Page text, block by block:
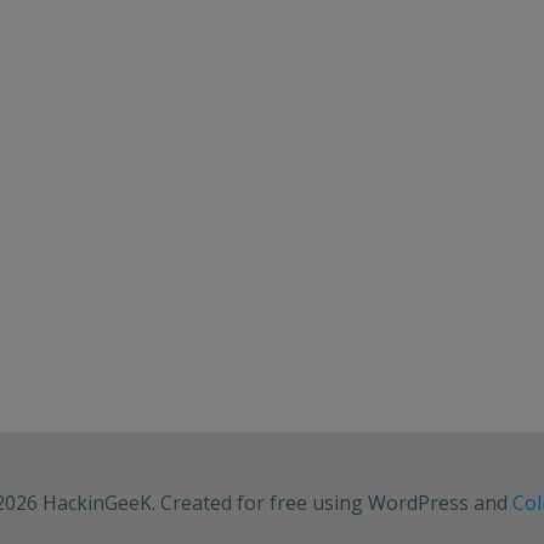
HackinGeeK. Created for free using WordPress and